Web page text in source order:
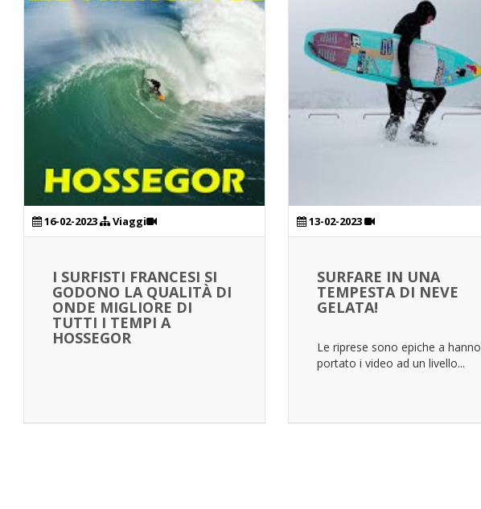
16-02-2023 Viaggi
I SURFISTI FRANCESI SI
GODONO LA QUALITÀ DI
ONDE MIGLIORE DI
TUTTI I TEMPI A
HOSSEGOR
13-02-2023
SURFARE IN UNA
TEMPESTA DI NEVE
GELATA!
Le riprese sono epiche a hanno
portato i video ad un livello...